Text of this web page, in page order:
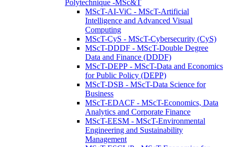
Polytechnique -MSc&T
MScT-AI-ViC - MScT-Artificial
Intelligence and Advanced Visual
Computing
MScT-CyS - MScT-Cybersecurity (CyS)
MScT-DDDF - MScT-Double Degree
Data and Finance (DDDF)
MScT-DEPP - MScT-Data and Economics
for Public Policy (DEPP)
MScT-DSB - MScT-Data Science for
Business
MScT-EDACF - MScT-Economics, Data
Analytics and Corporate Finance
MScT-EESM - MScT-Environmental
Engineering and Sustainability
Management